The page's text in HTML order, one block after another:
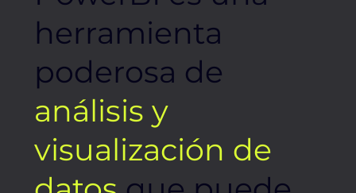
herramienta
poderosa de
análisis y
visualización de